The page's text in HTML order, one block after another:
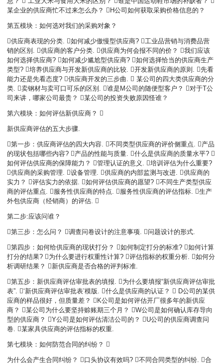
某企业的供应商忙不过来怎么办？ H公司如何获取采购价格信息的？
第五模块：如何选对我们的采购对象？
供应商表现的分类. 如何减少傲慢型供应商? 工业品营销与消费品营
销的区别. 供应商的客户分类. 供应商为何会报不同的价？ 我们应该
如何选择供应商? 如何减少尴尬型供应商? 如何选择恰当的供应商生产
类型? 培养供应商与开发新供应商的比较. 开发新供应商的原则. 先看
能力还是先看态度? 供应商开发的三步曲.  某公司的四大类供应商的分
类. 卖钢材与卖可口可乐的区别. 谁是M公司的随便型客户？ 对于T公
司来讲，哪家公司最贵？ 某公司的投资失败原因怪谁？
第六模块：如何评估新供应商？ 
新供应商评估的五大步骤.
第一步：供应商评估的四大内容. 不同类型供应商的评价侧重点. 产品
的现状包括哪些内容? 产品的性能与质量. 什么是供应商的质量水平? 
如何评估供应商的保障能力？ 管理认证的意义. 培训评估为什么重要?
供应商的采购管理. 设备管理. 供应商的内部监测与改进. 供应商的
实力？ 评估实力的依据. 如何评估供应商的愿望? 不同生产类型供应
商的评估重点. 服务性供应商的特点. 服务性供应商的评估指标. 生产
外包供应商（经销商）的评估. 
第二步:应该问谁？
第三步：怎么问？ 调查问卷设计的注意事项. 问题设计的形式.
第四步：如何给供应商的现状打分？ 如何制定打分的标准? 如何计算
打分的结果? 为什么要进行权重性计算? 评估指标的权重分析. 如何分
析调研结果？ 新供应商是否合格的评判标准.
第五步：新供应商评估审批表的填报. 为什么要填报“新供应商评估审批
表”. ‘新供应商评估审批表’模版. 什么是供应商的认证？  D公司的某供
应商的样品很好，但质量差？ K公司是如何评估开厂很多年的新供应
商？ 某公司为什么要坚持赊账期三个月？ W公司是如何确认库存导向
型的供应商？ Y公司是如何评估清洁公司的？ U公司的供应商调查问
卷. 某家具供应商的评估指标的权重.
第七模块：如何防范合同的纠纷？ 
为什么会产生合同纠纷？ 口头协议有效吗? 不同合同类型的纠纷. 合